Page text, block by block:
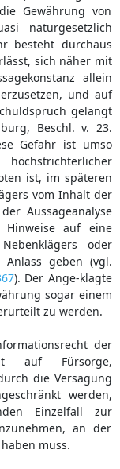
Gewährung von
naturgesetzlich
besteht durchaus
sich näher mit
allein
und auf
gelangt
Beschl. v. 23.
Gefahr ist umso
ist, im späteren
vom Inhalt der
Aussageanalyse
auf eine
oder
Anlass geben (vgl.
). Der Ange-klagte
sogar einem
zu werden.
der
auf Fürsorge,
die Versagung
werden,
Einzelfall zur
an der
muss.